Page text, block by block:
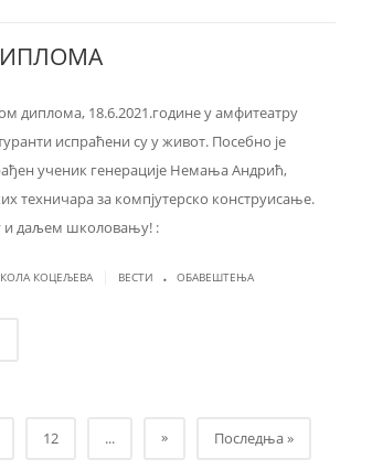
диплома, 18.6.2021.године у амфитеатру
испраћени су у живот. Посебно је
ученик генерације Немања Андрић,
техничара за компјутерско конструисање.
и даљем школовању! :
КОЦЕЉЕВА ВЕСТИ . ОБАВЕШТЕЊА
12 ... » Последња »